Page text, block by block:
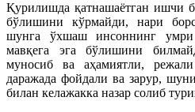
Қурилишда қатнашаётган ишчи
бўлишини кўрмайди, нари
шунга ўхшаш инсоннинг умри
мавқега эга бўлишини
муносиб ва аҳамиятли,
даражада фойдали ва зарур,
билан келажакка назар солиб